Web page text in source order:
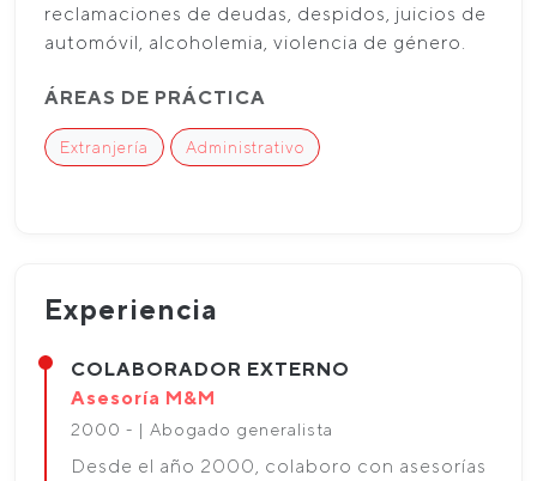
reclamaciones de deudas, despidos, juicios de
automóvil, alcoholemia, violencia de género.
ÁREAS DE PRÁCTICA
Extranjería Administrativo
Experiencia
COLABORADOR EXTERNO
Asesoría M&M
2000 - | Abogado generalista
Desde el año 2000, colaboro con asesorías